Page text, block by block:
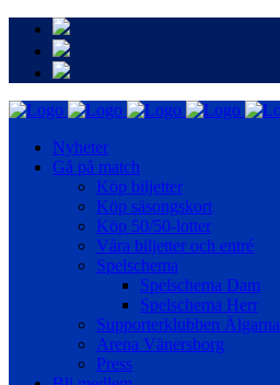
Nyheter
Gå på match
Köp biljetter
Köp säsongskort
Köp 50/50-lotter
Våra biljetter och entré
Spelschema
Spelschema Dam
Spelschema Herr
Supporterklubben Älgarna
Arena Vänersborg
Press